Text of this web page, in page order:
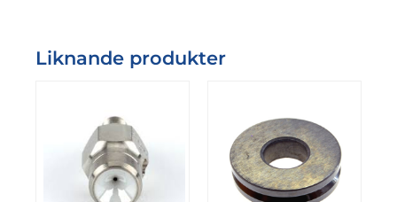
Liknande produkter